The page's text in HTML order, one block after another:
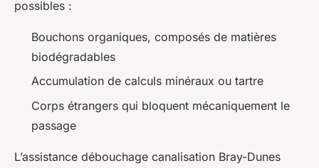
possibles :
Bouchons organiques, composés de matières
biodégradables
Accumulation de calculs minéraux ou tartre
Corps étrangers qui bloquent mécaniquement le
passage
L’assistance débouchage canalisation Bray-Dunes